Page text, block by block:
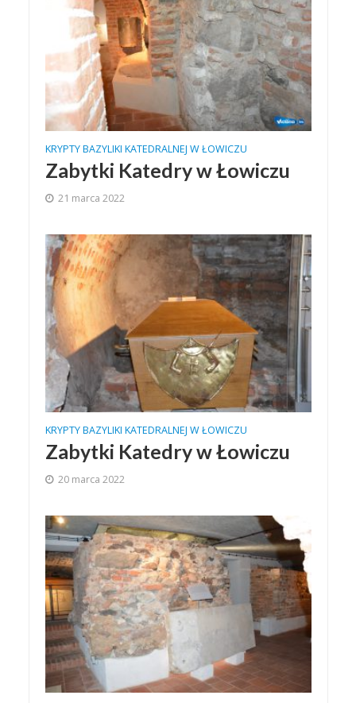
KRYPTY BAZYLIKI KATEDRALNEJ W ŁOWICZU
Zabytki Katedry w Łowiczu
21 marca 2022
KRYPTY BAZYLIKI KATEDRALNEJ W ŁOWICZU
Zabytki Katedry w Łowiczu
20 marca 2022